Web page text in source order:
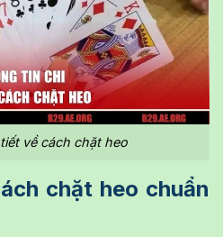
về cách chặt heo
chặt heo chuẩn